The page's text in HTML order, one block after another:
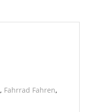
, Fahrrad Fahren,